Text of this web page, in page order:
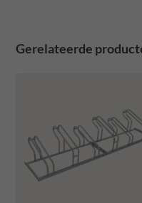
Gerelateerde